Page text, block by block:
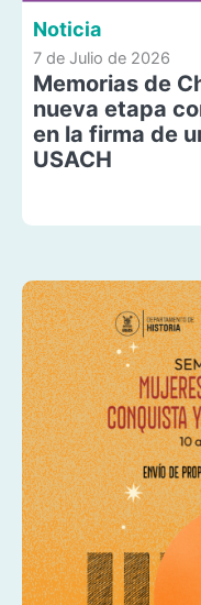
Noticia
7 de Julio de 2026
Memorias de
nueva etapa
en la firma de
USACH